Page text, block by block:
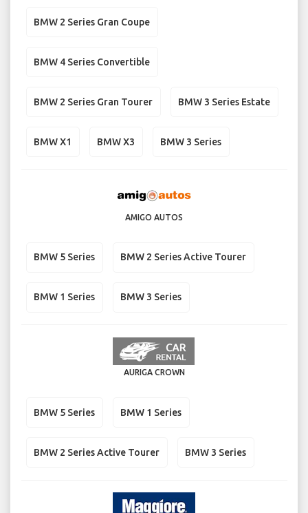
BMW 2 Series Gran Coupe
BMW 4 Series Convertible
BMW 2 Series Gran Tourer BMW 3 Series Estate
BMW X1 BMW X3 BMW 3 Series
AMIGO AUTOS
BMW 5 Series BMW 2 Series Active Tourer
BMW 1 Series BMW 3 Series
AURIGA CROWN
BMW 5 Series BMW 1 Series
BMW 2 Series Active Tourer BMW 3 Series